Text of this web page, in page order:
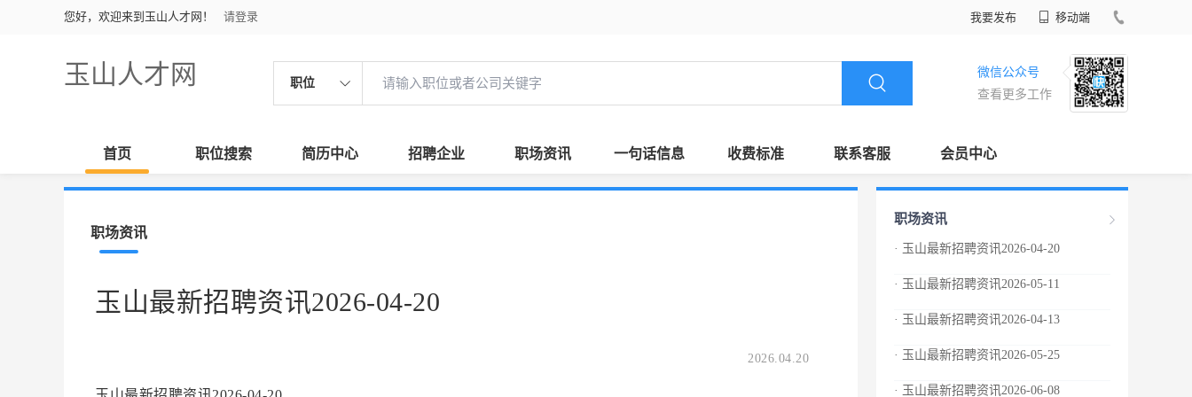
您好，欢迎来到玉山人才网！ 请登录 我要发布 移动端
玉山人才网 职位
微信公众号
查看更多工作
首页 职位搜索 简历中心 招聘企业 职场资讯 一句话信息 收费标准 联系客服 会员中心
职场资讯
玉山最新招聘资讯2026-04-20
2026.04.20
职场资讯
· 玉山最新招聘资讯2026-04-20
· 玉山最新招聘资讯2026-05-11
· 玉山最新招聘资讯2026-04-13
· 玉山最新招聘资讯2026-05-25
· 玉山最新招聘资讯2026-06-08